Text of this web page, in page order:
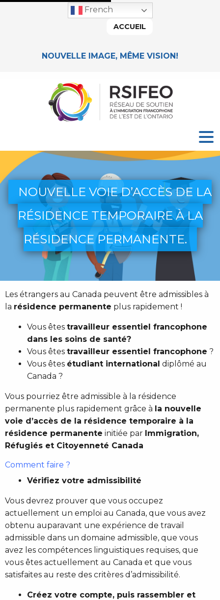
NOUVELLE IMAGE, MÊME VISION!
French
ACCUEIL
NOUVELLE VOIE D’ACCÈS DE LA
RÉSIDENCE TEMPORAIRE À LA
RÉSIDENCE PERMANENTE.
Les étrangers au Canada peuvent être admissibles à
la résidence permanente plus rapidement !
Vous êtes travailleur essentiel francophone
dans les soins de santé?
Vous êtes travailleur essentiel francophone ?
Vous êtes étudiant international diplômé au
Canada ?
Vous pourriez être admissible à la résidence
permanente plus rapidement grâce à la nouvelle
voie d’accès de la résidence temporaire à la
résidence permanente initiée par Immigration,
Réfugiés et Citoyenneté Canada
Comment faire ?
Vérifiez votre admissibilité
Vous devrez prouver que vous occupez
actuellement un emploi au Canada, que vous avez
obtenu auparavant une expérience de travail
admissible dans un domaine admissible, que vous
avez les compétences linguistiques requises, que
vous êtes actuellement au Canada et que vous
satisfaites au reste des critères d’admissibilité.
Créez votre compte, puis rassembler et